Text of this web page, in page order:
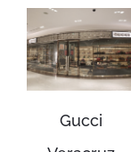
Gucci